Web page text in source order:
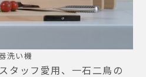
洗い機
タッフ愛用、一石二鳥の